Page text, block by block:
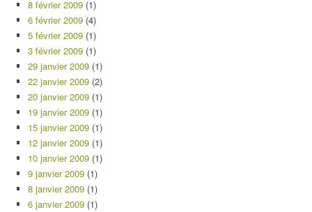
8 février 2009 (1)
6 février 2009 (4)
5 février 2009 (1)
3 février 2009 (1)
29 janvier 2009 (1)
22 janvier 2009 (2)
20 janvier 2009 (1)
19 janvier 2009 (1)
15 janvier 2009 (1)
12 janvier 2009 (1)
10 janvier 2009 (1)
9 janvier 2009 (1)
8 janvier 2009 (1)
6 janvier 2009 (1)